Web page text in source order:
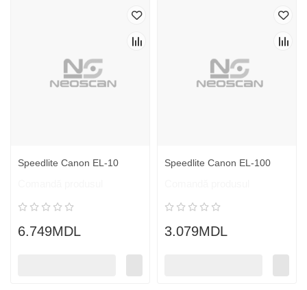
Speedlite Canon EL-10
6.749MDL
Speedlite Canon EL-100
3.079MDL